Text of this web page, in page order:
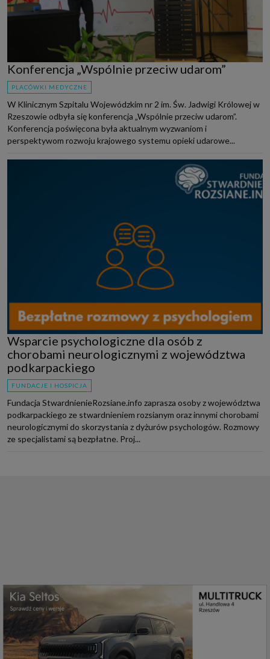
Konferencja „Wspólnie przeciw udarom”
PLACÓWKI MEDYCZNE
W Klinicznym Szpitalu Wojewódzkim nr 2 im. Św. Jadwigi Królowej w
Rzeszowie odbyła się konferencja „Wspólnie przeciw udarom”.
Konferencja poświęcona była aktualnym wyzwaniom i
perspektywom rozwoju krajowego systemu opieki udarowe...
Wsparcie psychologiczne dla osób z
chorobami neurologicznymi z województwa
podkarpackiego
FUNDACJE I HOSPICJA
Fundacja StwardnienieRozsiane.info zaprasza osoby z województwa
podkarpackiego ze stwardnieniem rozsianym oraz innymi chorobami
neurologicznymi do skorzystania z dyżurów psychologów. Rozmowy
ze specjalistami są bezpłatne. Proj...